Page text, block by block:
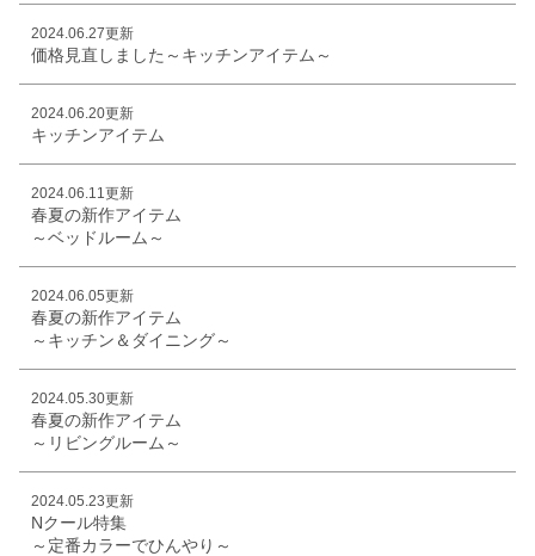
2024.06.27更新
価格見直しました～キッチンアイテム～
2024.06.20更新
キッチンアイテム
2024.06.11更新
春夏の新作アイテム
～ベッドルーム～
2024.06.05更新
春夏の新作アイテム
～キッチン＆ダイニング～
2024.05.30更新
春夏の新作アイテム
～リビングルーム～
2024.05.23更新
Nクール特集
～定番カラーでひんやり～